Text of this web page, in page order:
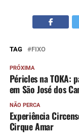
TAG FIXO
PRÓXIMA
Péricles na TOKA:
em São José dos
NÃO PERCA
Experiência
Cirque Amar